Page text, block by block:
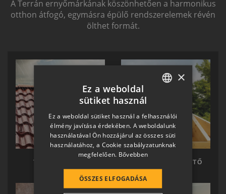
A Terrán ernyőmárkának köszönhetően a harmonikus
otthon átfogó, egymásra épülő rendszerelemek révén
ölthet formát.
TERRÁN TETŐ TERRÁN KÉSZTETŐ
HUNGARIAN
SLOVAK
GERMAN
ROMANIAN
CROATIAN
×
Ez a weboldal
sütiket használ
Ez a weboldal sütiket használ a felhasználói
élmény javítása érdekében. A weboldalunk
használatával Ön hozzájárul az összes süti
használatához, a Cookie szabályzatunknak
megfelelően. Bővebben
ÖSSZES ELFOGADÁSA